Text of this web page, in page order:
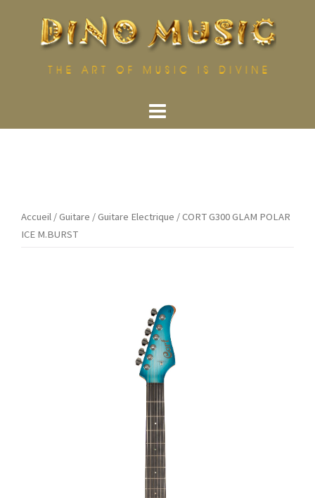
Accueil /Guitare /Guitare Electrique / CORT G300 GLAM POLAR
ICE M.BURST